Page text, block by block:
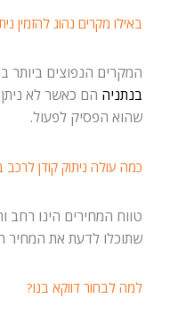
באילו מקרים נהוג להזמין
המקרים הנפוצים ביותר
בנתניה הם כאשר לא
שהוא הפסיק לפעול.
כמה עולה ניתוק קודן לרכב
טווח המחירים הינו רחב
שתוכלו לדעת את המחיר התקשרו:
למה לבחור דווקא בנו?